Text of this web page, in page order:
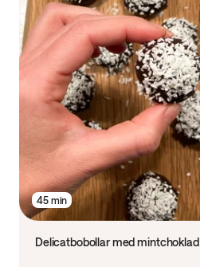
45 min
Delicatbobollar med mintchoklad